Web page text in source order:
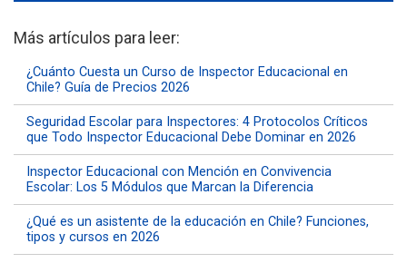
Más artículos para leer:
¿Cuánto Cuesta un Curso de Inspector Educacional en
Chile? Guía de Precios 2026
Seguridad Escolar para Inspectores: 4 Protocolos Críticos
que Todo Inspector Educacional Debe Dominar en 2026
Inspector Educacional con Mención en Convivencia
Escolar: Los 5 Módulos que Marcan la Diferencia
¿Qué es un asistente de la educación en Chile? Funciones,
tipos y cursos en 2026